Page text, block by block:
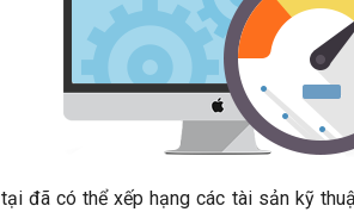
đã có thể xếp hạng các tài sản kỹ